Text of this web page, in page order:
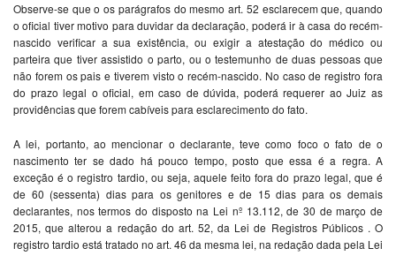
Observe-se que o os parágrafos do mesmo art. 52 esclarecem que, quando
o oficial tiver motivo para duvidar da declaração, poderá ir à casa do recém-
nascido verificar a sua existência, ou exigir a atestação do médico ou
parteira que tiver assistido o parto, ou o testemunho de duas pessoas que
não forem os pais e tiverem visto o recém-nascido. No caso de registro fora
do prazo legal o oficial, em caso de dúvida, poderá requerer ao Juiz as
providências que forem cabíveis para esclarecimento do fato.
A lei, portanto, ao mencionar o declarante, teve como foco o fato de o
nascimento ter se dado há pouco tempo, posto que essa é a regra. A
exceção é o registro tardio, ou seja, aquele feito fora do prazo legal, que é
de 60 (sessenta) dias para os genitores e de 15 dias para os demais
declarantes, nos termos do disposto na Lei nº 13.112, de 30 de março de
2015, que alterou a redação do art. 52, da Lei de Registros Públicos . O
registro tardio está tratado no art. 46 da mesma lei, na redação dada pela Lei